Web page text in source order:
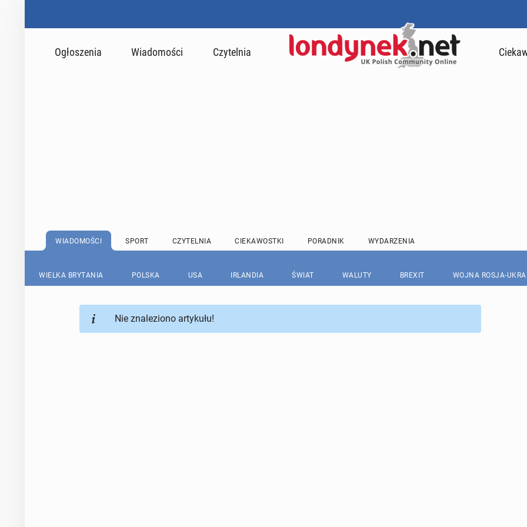
Ogłoszenia Wiadomości Czytelnia
WIADOMOŚCI SPORT CZYTELNIA CIEKAWOSTKI PORADNIK WYDARZENIA
WIELKA BRYTANIA POLSKA USA IRLANDIA ŚWIAT WALUTY BREXIT WOJNA ROSJA-
Nie znaleziono artykułu!